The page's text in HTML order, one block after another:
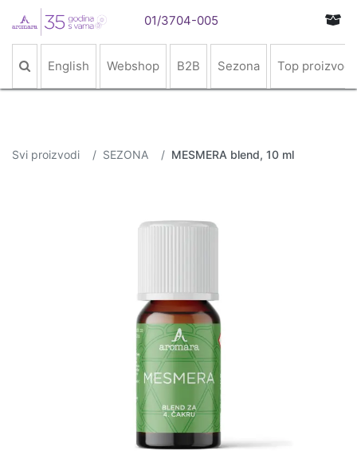
01/3704-005
English Webshop B2B Sezona Top proizvodi
Svi proizvodi SEZONA MESMERA blend, 10 ml